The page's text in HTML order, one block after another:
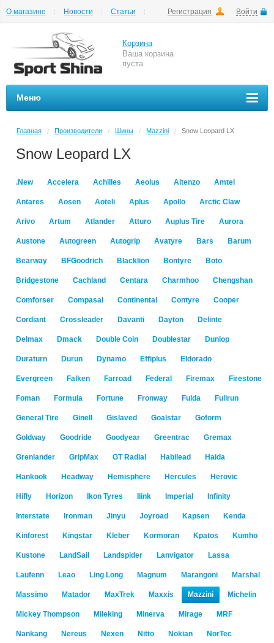
Регистрация Войти
О магазине Новости
Статьи
Корзина
Ваша корзина
пуста
Меню
Главная / Производители / Шины / Mazzini / Snow Leopard LX
Snow Leopard LX
.New Accelera Achilles Aeolus Altenzo Amtel
Antares Aosen Aoteli Aplus Apollo Arctic Claw
Arivo Artum Atlander Atturo Auplus Tire Aurora
Austone Autogreen Autogrip Avatyre Bars Barum
Bearway BFGoodrich Blacklion Bontyre Boto
Bridgestone Cachland Centara Charmhoo Chengshan
Comforser Compasal Continental Contyre Cooper
Cordiant Crossleader Davanti Dayton Delinte
Delmax Dmack Double Coin Doublestar Dunlop
Duraturn Durun Dynamo Effiplus Eldorado
Evergreen Falken Farroad Federal Firemax Firestone
Foman Formula Fortune Fronway Fulda Fullrun
General Tire Ginell Gislaved Goalstar Goform
Goldway Goodride Goodyear Greentrac Gremax
Grenlander GripMax GT Radial Habilead Haida
Hankook Headway Hemisphere Hercules Herovic
Hifly Horizon Ikon Tyres Ilink Imperial Infinity
Interstate Ironman Jinyu Joyroad Kapsen Kenda
Kinforest Kingstar Kleber Kormoran Kpatos Kumho
Kustone LandSail Landspider Lanvigator Lassa
Laufenn Leao Ling Long Magnum Marangoni Marshal
Massimo Matador MaxTrek Maxxis Mazzini Michelin
Mickey Thompson Mileking Minerva Mirage MRF
Nankang Nereus Nexen Nitto Nokian NorTec